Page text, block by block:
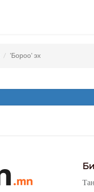
'Бороо' эх